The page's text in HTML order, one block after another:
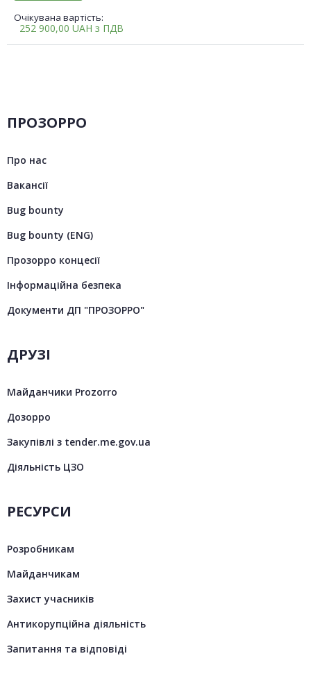
Очікувана вартість:
252 900,00 UAH з ПДВ
ПРОЗОРРО
Про нас
Вакансії
Bug bounty
Bug bounty (ENG)
Прозорро концесії
Інформаційна безпека
Документи ДП "ПРОЗОРРО"
ДРУЗІ
Майданчики Prozorro
Дозорро
Закупівлі з tender.me.gov.ua
Діяльність ЦЗО
РЕСУРСИ
Розробникам
Майданчикам
Захист учасників
Антикорупційна діяльність
Запитання та відповіді